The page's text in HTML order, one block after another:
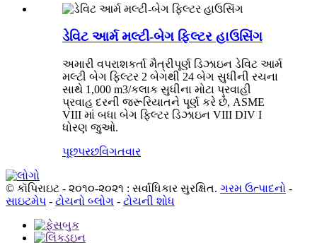
ડેવિટ આર્મ મલ્ટી-બેગ ફિલ્ટર હાઉસિંગ
અમારી વપરાશકર્તા મૈત્રીપૂર્ણ ડિઝાઇન ડેવિટ આર્મ
મલ્ટી બેગ ફિલ્ટર 2 બેગથી 24 બેગ સુધીની રચના
સાથે 1,000 m3/કલાક સુધીના મોટા પ્રવાહી
પ્રવાહ દરની જરૂરિયાતને પૂર્ણ કરે છે, ASME
VIII માં બધા બેગ ફિલ્ટર ડિઝાઇન VIII DIV I
ધોરણ જુઓ.
પૂછપરછવિગતવાર
© કૉપિરાઇટ - ૨૦૧૦-૨૦૨૧ : સર્વાધિકાર સુરક્ષિત. ગરમ ઉત્પાદનો -
સાઇટમેપ - ટોચનો બ્લોગ - ટોચની શોધ